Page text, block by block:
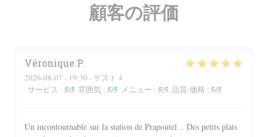
顧客の評価
Véronique P
2026-08-07 - 19:30 - ゲスト 4
サービス : 5/5 雰囲気 : 5/5 メニュー : 5/5 品質-価格 : 5/5
Un incontournable sur la station de Prapoutel .. Des petits plats